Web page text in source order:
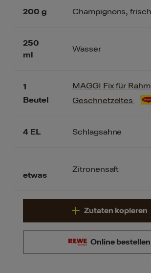
200 g
250
ml
1
Beutel
4 EL
etwas
Champignons, frisch
Wasser
MAGGI Fix für Rahm
Geschnetzeltes
Schlagsahne
Zitronensaft
Online bestellen
Zutaten kopieren